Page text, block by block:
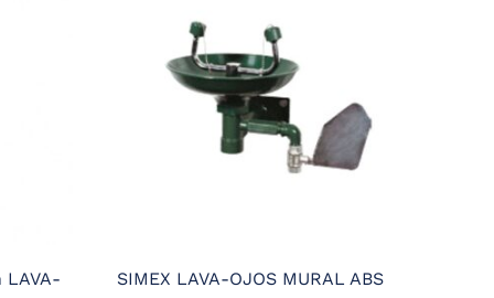
LAVA-
SIMEX LAVA-OJOS MURAL ABS